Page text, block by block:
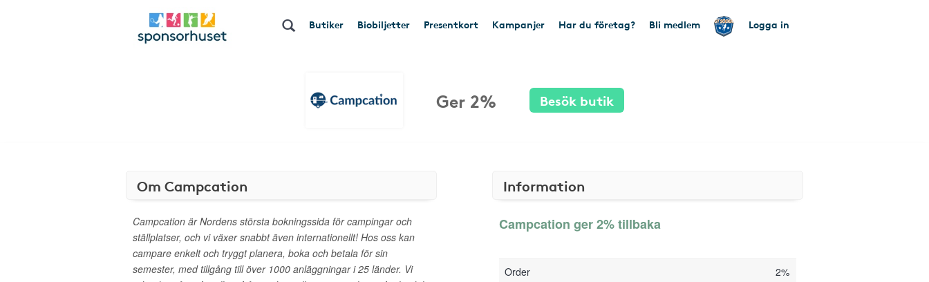
Butiker Biobiljetter Presentkort Kampanjer Har du företag? Bli medlem Logga in
Ger 2% Besök butik
Om Campcation
Campcation är Nordens största bokningssida för campingar och
ställplatser, och vi växer snabbt även internationellt! Hos oss kan
campare enkelt och tryggt planera, boka och betala för sin
semester, med tillgång till över 1000 anläggningar i 25 länder. Vi
Information
Campcation ger 2% tillbaka
Order 2%